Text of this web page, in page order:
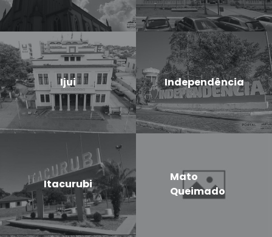
Ijui Independência
Itacurubi
Mato
Queimado